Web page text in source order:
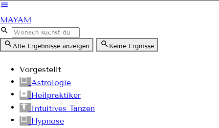
MAYAM
Alle Ergebnisse anzeigen Keine Ergnisse
Vorgestellt
Astrologie
Heilpraktiker
Intuitives Tanzen
Hypnose